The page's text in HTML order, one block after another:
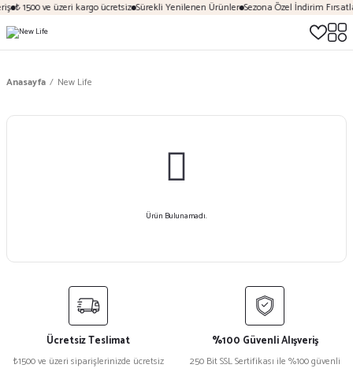
₺ 1500 ve üzeri kargo ücretsiz Sürekli Yenilenen Ürünler Sezona Özel İndirim
Anasayfa New Life
Ürün Bulunamadı.
Ücretsiz Teslimat
₺1500 ve üzeri siparişlerinizde ücretsiz
%100 Güvenli Alışveriş
250 Bit SSL Sertifikası ile %100 güvenli